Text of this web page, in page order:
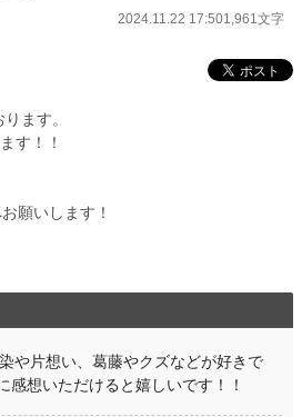
2024.11.22 17:501,961文字
ます。
す！！
願いします！
や片想い、葛藤やクズなどが好きで
感想いただけると嬉しいです！！